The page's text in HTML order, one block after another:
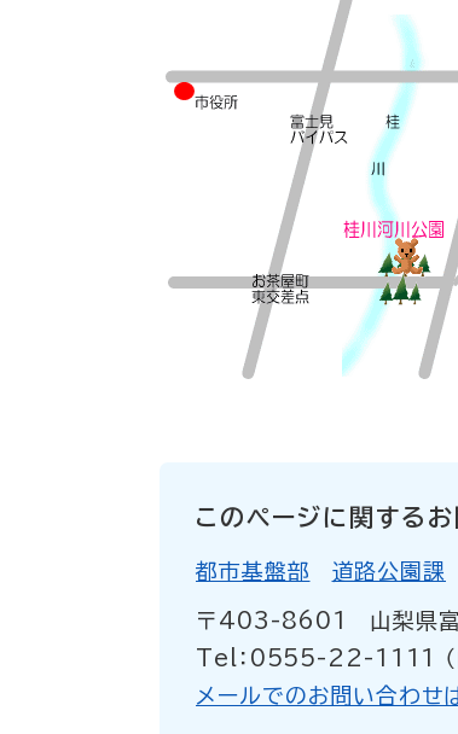
このページに関する
都市基盤部 道路公園課
〒403-8601
山梨県
Tel：0555-22-1111 （
メールでのお問い合わせ